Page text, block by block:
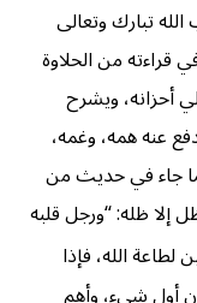
تبارك وتعالى
قراءته من الحلاوة
أحزانه، ويشرح
عنه همه، وغمه،
جاء في حديث من
إلا ظله: “ورجل قلبه
الله، فإذا